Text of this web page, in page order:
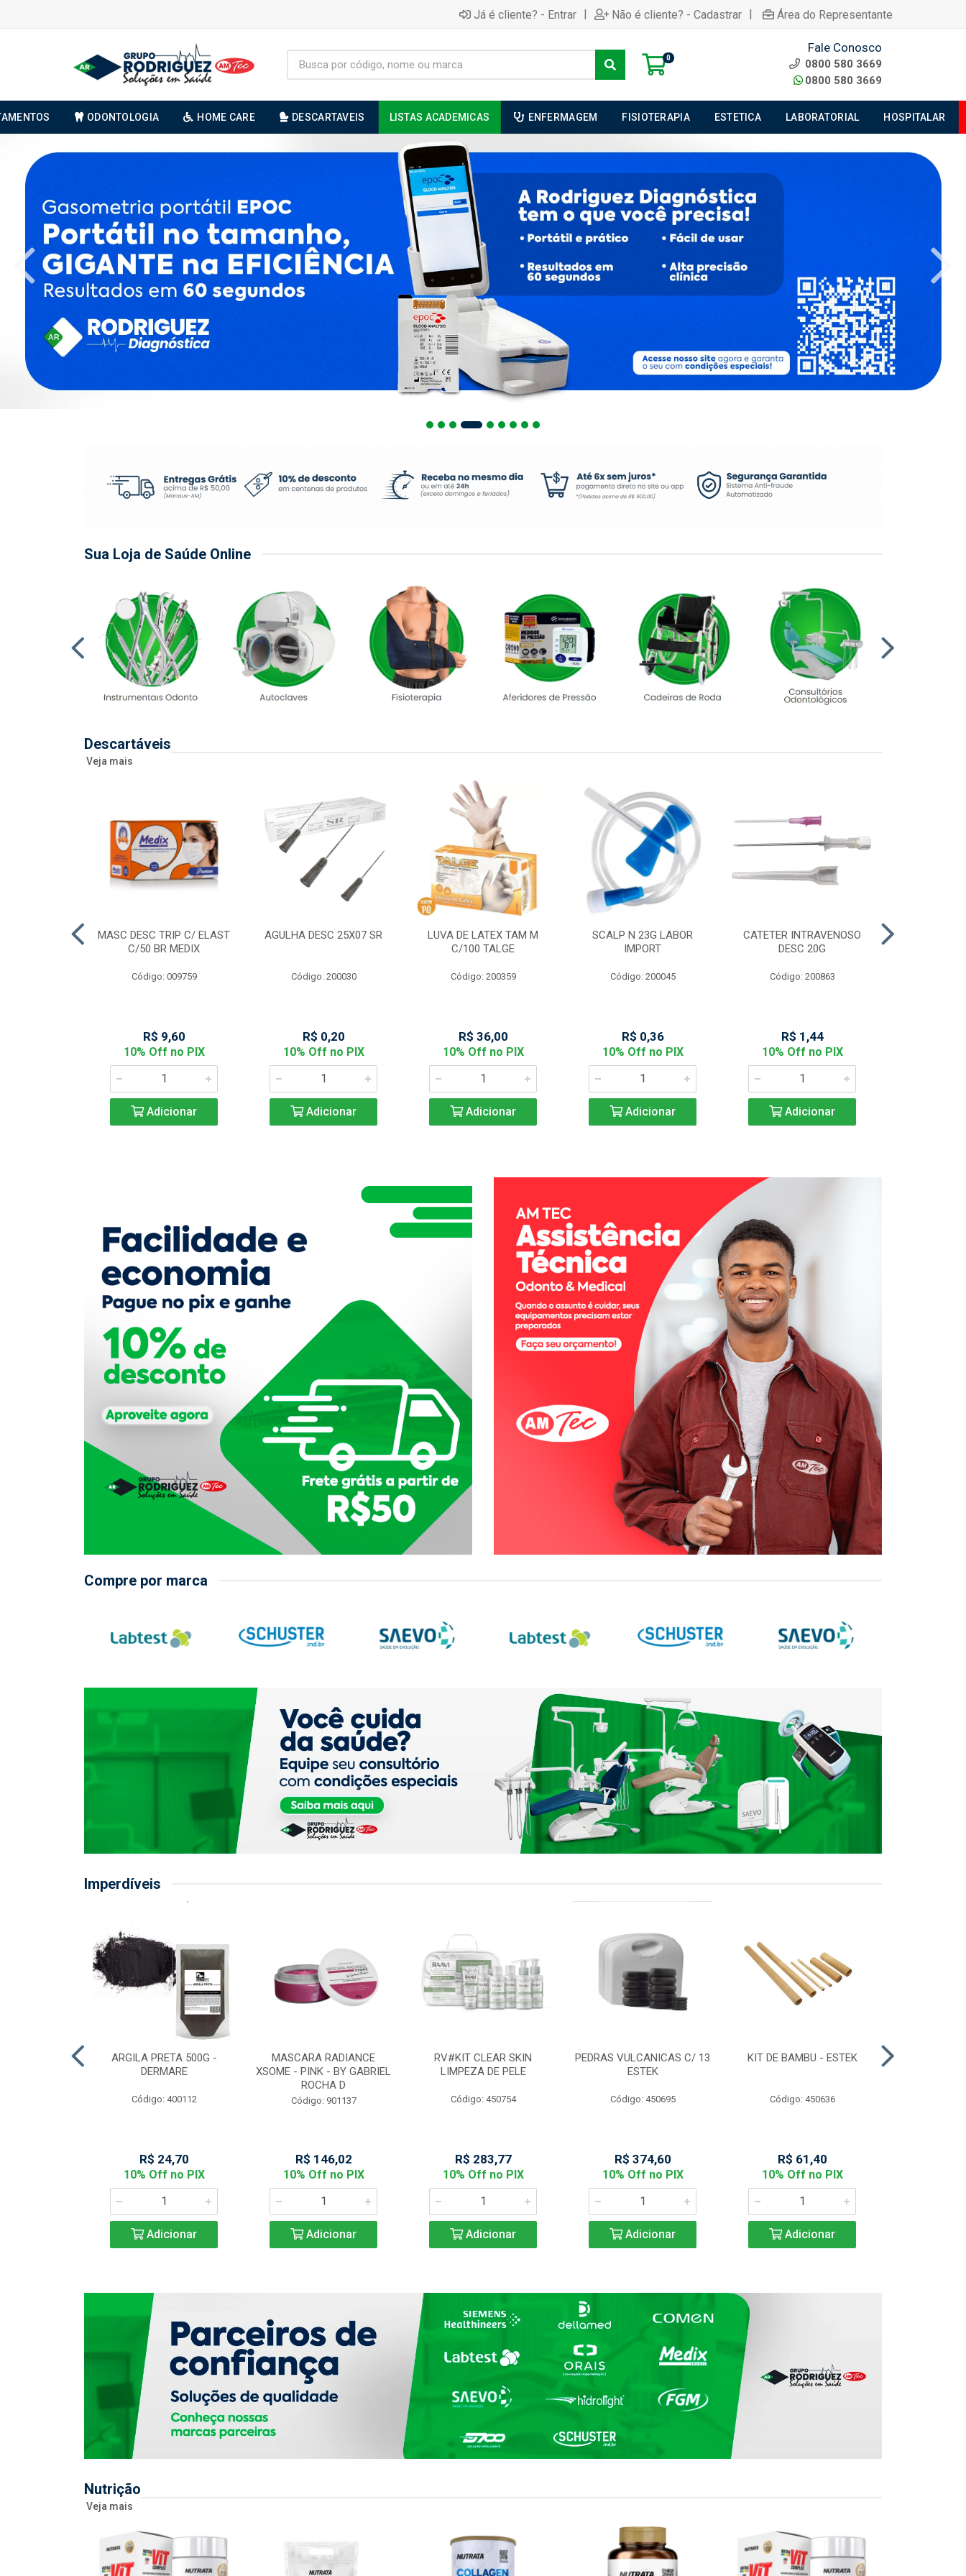
Já é cliente? - Entrar | Não é cliente? - Cadastrar | Área do Representante
0
Fale Conosco
0800 580 3669
0800 580 3669
ODONTOLOGIA HOME CARE DESCARTAVEIS LISTAS ACADEMICAS ENFERMAGEM FISIOTERAPIA ESTETICA LABORATORIAL HOSPITALAR
Sua Loja de Saúde Online
Descartáveis
Veja mais
MASC DESC TRIP C/ ELAST
C/50 BR MEDIX
Código: 009759
R$ 9,60
10% Off no PIX
Adicionar
AGULHA DESC 25X07 SR
Código: 200030
R$ 0,20
10% Off no PIX
Adicionar
LUVA DE LATEX TAM M
C/100 TALGE
Código: 200359
R$ 36,00
10% Off no PIX
Adicionar
SCALP N 23G LABOR
IMPORT
Código: 200045
R$ 0,36
10% Off no PIX
Adicionar
CATETER INTRAVENOSO
DESC 20G
Código: 200863
R$ 1,44
10% Off no PIX
Adicionar
Compre por marca
Imperdíveis
ARGILA PRETA 500G -
DERMARE
Código: 400112
R$ 24,70
10% Off no PIX
Adicionar
MASCARA RADIANCE
XSOME - PINK - BY GABRIEL
ROCHA D
Código: 901137
R$ 146,02
10% Off no PIX
Adicionar
RV#KIT CLEAR SKIN
LIMPEZA DE PELE
Código: 450754
R$ 283,77
10% Off no PIX
Adicionar
PEDRAS VULCANICAS C/ 13
ESTEK
Código: 450695
R$ 374,60
10% Off no PIX
Adicionar
KIT DE BAMBU - ESTEK
Código: 450636
R$ 61,40
10% Off no PIX
Adicionar
Nutrição
Veja mais